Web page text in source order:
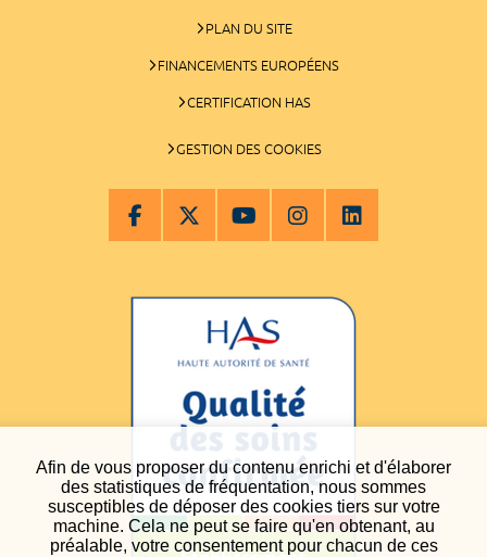
Afin de vous proposer du contenu enrichi et d'élaborer
des statistiques de fréquentation, nous sommes
susceptibles de déposer des cookies tiers sur votre
machine. Cela ne peut se faire qu'en obtenant, au
préalable, votre consentement pour chacun de ces
PLAN DU SITE
FINANCEMENTS EUROPÉENS
CERTIFICATION HAS
GESTION DES COOKIES